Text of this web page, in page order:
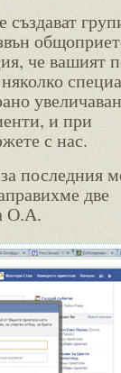
че вашият
и при
с нас.
последния
две
О.А.